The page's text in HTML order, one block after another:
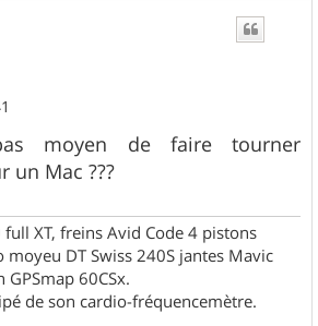
moyen de faire tourner
un Mac ???
full XT, freins Avid Code 4 pistons
DT Swiss 240S jantes Mavic
60CSx.
de son cardio-fréquencemètre.